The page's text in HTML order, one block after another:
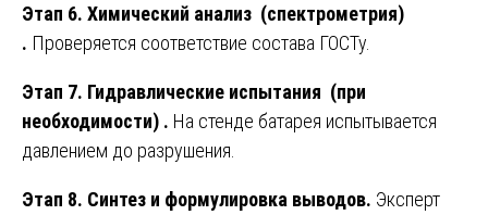
Этап 6. Химический анализ (спектрометрия)
. Проверяется соответствие состава ГОСТу.
Этап 7. Гидравлические испытания (при
необходимости) . На стенде батарея испытывается
давлением до разрушения.
Этап 8. Синтез и формулировка выводов. Эксперт